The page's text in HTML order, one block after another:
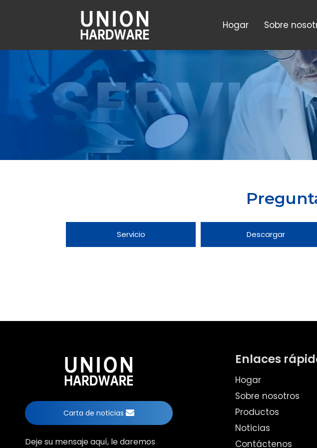
Hogar Sobre
Servicio Descargar
Carta de noticias
Deje su mensaje aquí, le daremos
Enlaces
Hogar
Sobre nosotros
Productos
Noticias
Contáctenos